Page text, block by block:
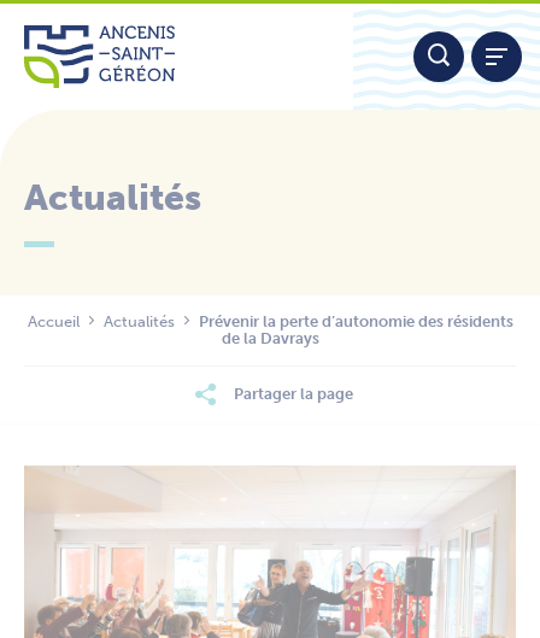
Aller
contenu
Actualités
Accueil Actualités
Prévenir la perte d’autonomie des résidents
de la Davrays
Partager la page
Panneau de gestion des cookies